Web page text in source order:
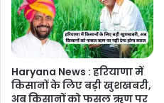
Haryana News : हरियाणा में
किसानों के लिए बड़ी खुशखबरी,
अब किसानों को फसल ऋण पर